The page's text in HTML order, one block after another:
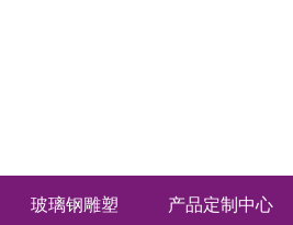
玻璃钢雕塑 产品定制中心